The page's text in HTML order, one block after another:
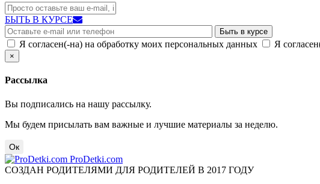
БЫТЬ В КУРСЕ
Я согласен(-на) на обработку моих персональных данных Я
×
Рассылка
Вы подписались на нашу рассылку.
Мы будем присылать вам важные и лучшие материалы за неделю.
Ок
ProDetki.com
СОЗДАН РОДИТЕЛЯМИ ДЛЯ РОДИТЕЛЕЙ В 2017 ГОДУ